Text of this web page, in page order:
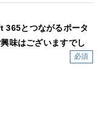
とつながるポータ
味はございますでし